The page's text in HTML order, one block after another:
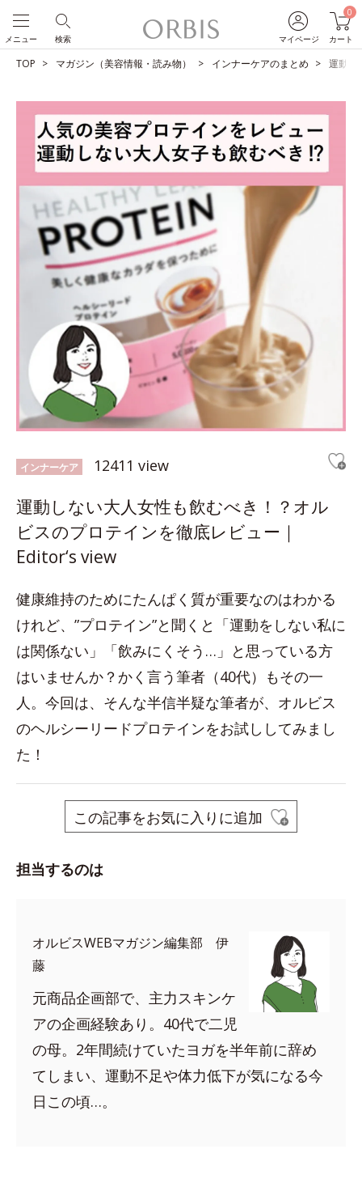
マイページ
0
カート
検索
メニュー
TOP マガジン（美容情報・読み物） インナーケアのまとめ 運動し
インナーケア 12411 view
運動しない大人女性も飲むべき！？オル
ビスのプロテインを徹底レビュー｜
Editor‘s view
健康維持のためにたんぱく質が重要なのはわかる
けれど、”プロテイン”と聞くと「運動をしない私に
は関係ない」「飲みにくそう…」と思っている方
はいませんか？かく言う筆者（40代）もその一
人。今回は、そんな半信半疑な筆者が、オルビス
のヘルシーリードプロテインをお試ししてみまし
た！
この記事をお気に入りに追加
担当するのは
オルビスWEBマガジン編集部 伊
藤
元商品企画部で、主力スキンケ
アの企画経験あり。40代で二児
の母。2年間続けていたヨガを半年前に辞め
てしまい、運動不足や体力低下が気になる今
日この頃…。